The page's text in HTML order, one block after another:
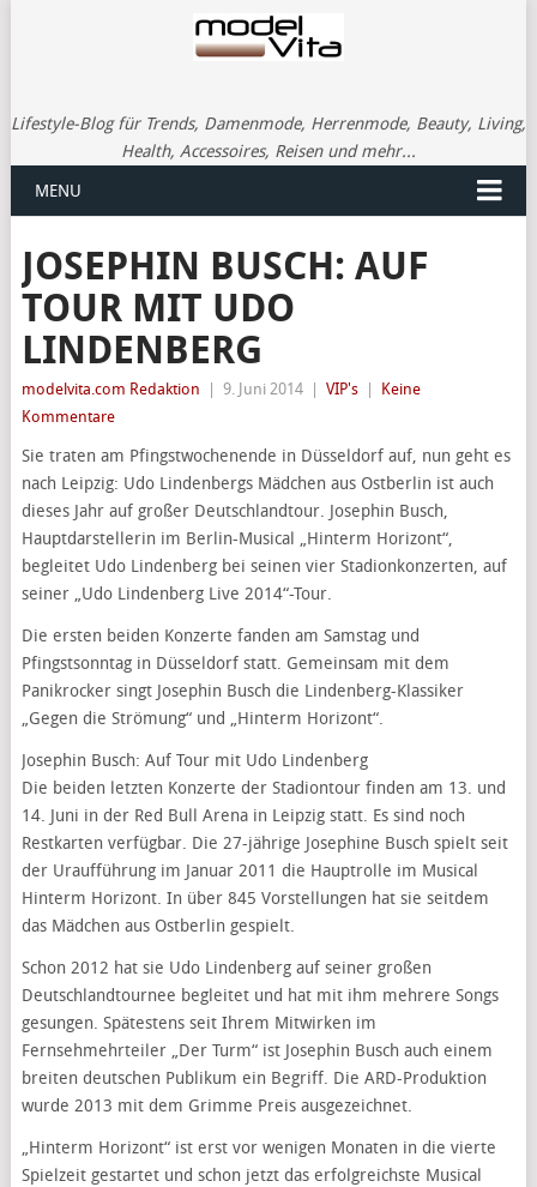
Lifestyle-Blog für Trends, Damenmode, Herrenmode, Beauty, Living,
Health, Accessoires, Reisen und mehr...
MENU
JOSEPHIN BUSCH: AUF
TOUR MIT UDO
LINDENBERG
modelvita.com Redaktion 9. Juni 2014 VIP's
Keine
Kommentare
Sie traten am Pfingstwochenende in Düsseldorf auf, nun geht es
nach Leipzig: Udo Lindenbergs Mädchen aus Ostberlin ist auch
dieses Jahr auf großer Deutschlandtour. Josephin Busch,
Hauptdarstellerin im Berlin-Musical „Hinterm Horizont“,
begleitet Udo Lindenberg bei seinen vier Stadionkonzerten, auf
seiner „Udo Lindenberg Live 2014“-Tour.
Die ersten beiden Konzerte fanden am Samstag und
Pfingstsonntag in Düsseldorf statt. Gemeinsam mit dem
Panikrocker singt Josephin Busch die Lindenberg-Klassiker
„Gegen die Strömung“ und „Hinterm Horizont“.
Josephin Busch: Auf Tour mit Udo Lindenberg
Die beiden letzten Konzerte der Stadiontour finden am 13. und
14. Juni in der Red Bull Arena in Leipzig statt. Es sind noch
Restkarten verfügbar. Die 27-jährige Josephine Busch spielt seit
der Uraufführung im Januar 2011 die Hauptrolle im Musical
Hinterm Horizont. In über 845 Vorstellungen hat sie seitdem
das Mädchen aus Ostberlin gespielt.
Schon 2012 hat sie Udo Lindenberg auf seiner großen
Deutschlandtournee begleitet und hat mit ihm mehrere Songs
gesungen. Spätestens seit Ihrem Mitwirken im
Fernsehmehrteiler „Der Turm“ ist Josephin Busch auch einem
breiten deutschen Publikum ein Begriff. Die ARD-Produktion
wurde 2013 mit dem Grimme Preis ausgezeichnet.
„Hinterm Horizont“ ist erst vor wenigen Monaten in die vierte
Spielzeit gestartet und schon jetzt das erfolgreichste Musical